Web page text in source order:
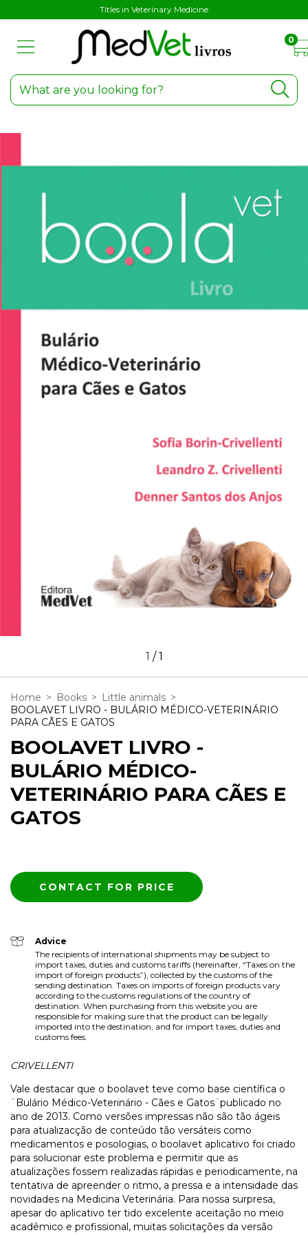
Titles in Veterinary Medicine
0
1 /1
Home > Books > Little animals >
BOOLAVET LIVRO - BULÁRIO MÉDICO-VETERINÁRIO
PARA CÃES E GATOS
BOOLAVET LIVRO -
BULÁRIO MÉDICO-
VETERINÁRIO PARA CÃES E
GATOS
Advice
The recipients of international shipments may be subject to
import taxes, duties and customs tariffs (hereinafter, “Taxes on the
import of foreign products”), collected by the customs of the
sending destination. Taxes on imports of foreign products vary
according to the customs regulations of the country of
destination. When purchasing from this website you are
responsible for making sure that the product can be legally
imported into the destination, and for import taxes, duties and
customs fees.
CRIVELLENTI
Vale destacar que o boolavet teve como base científica o
¨Bulário Médico-Veterinário - Cães e Gatos¨publicado no
ano de 2013. Como versões impressas não são tão ágeis
para atualizacção de conteúdo tão versáteis como
medicamentos e posologias, o boolavet aplicativo foi criado
para solucionar este problema e permitir que as
atualizações fossem realizadas rápidas e periodicamente, na
tentativa de apreender o ritmo, a pressa e a intensidade das
novidades na Medicina Veterinária. Para nossa surpresa,
apesar do aplicativo ter tido excelente aceitação no meio
acadêmico e profissional, muitas solicitações da versão